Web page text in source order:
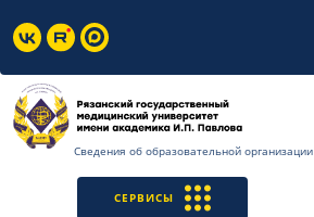
Сведения об образовательной организации
СЕРВИСЫ